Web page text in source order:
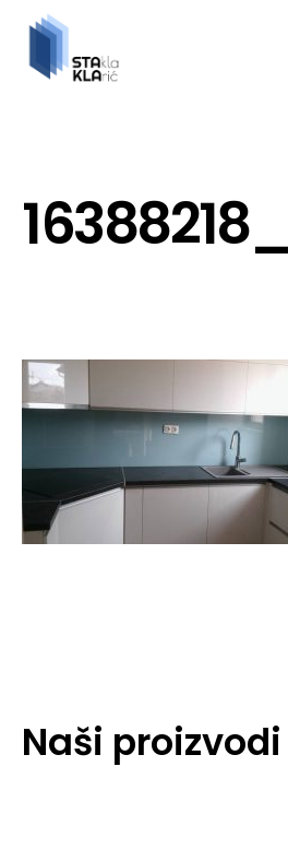
Naši proizvodi